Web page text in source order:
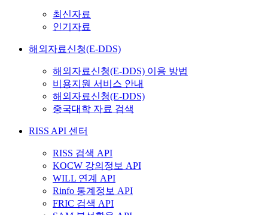
최신자료
인기자료
해외자료신청(E-DDS)
해외자료신청(E-DDS) 이용 방법
비용지원 서비스 안내
해외자료신청(E-DDS)
중국대학 자료 검색
RISS API 센터
RISS 검색 API
KOCW 강의정보 API
WILL 연계 API
Rinfo 통계정보 API
FRIC 검색 API